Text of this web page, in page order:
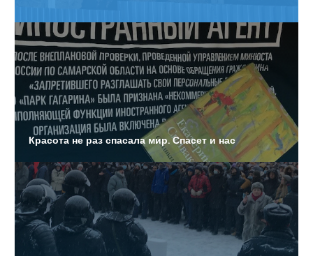
Новая школа на ул. Николая Панова может быть
построена на частные деньги.
Муниципальных чиновников в области обяжут
заявлять о конфликте интересов
Гособвинение запросило реальный срок в колонии
строгого режима бывшему депутату от «ЕР»
За сутки число заболевших коронавирусом в регионе
выросло почти на 26%
Красота не раз спасала мир. Спасет и нас